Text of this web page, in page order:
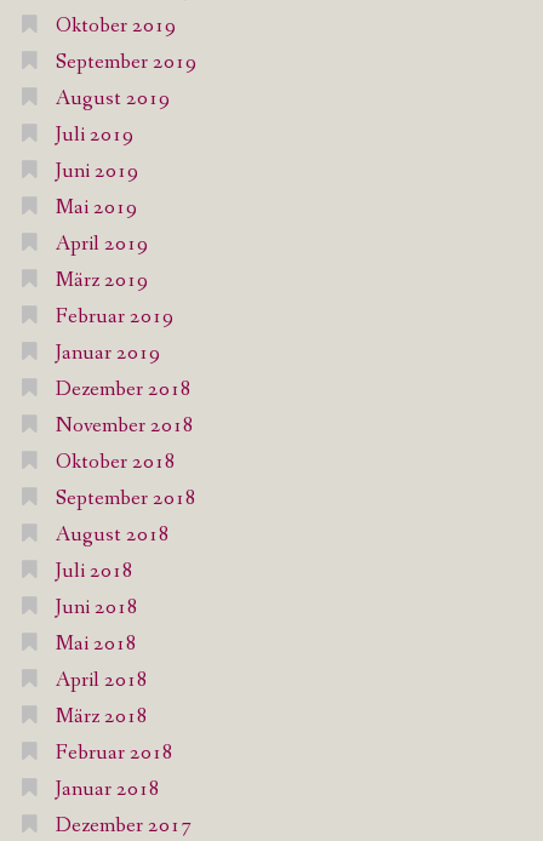
Oktober 2019
September 2019
August 2019
Juli 2019
Juni 2019
Mai 2019
April 2019
März 2019
Februar 2019
Januar 2019
Dezember 2018
November 2018
Oktober 2018
September 2018
August 2018
Juli 2018
Juni 2018
Mai 2018
April 2018
März 2018
Februar 2018
Januar 2018
Dezember 2017